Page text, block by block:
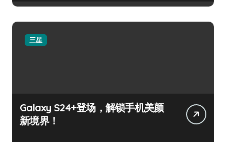
三星
Galaxy S24+登场，解锁手机美颜
新境界！